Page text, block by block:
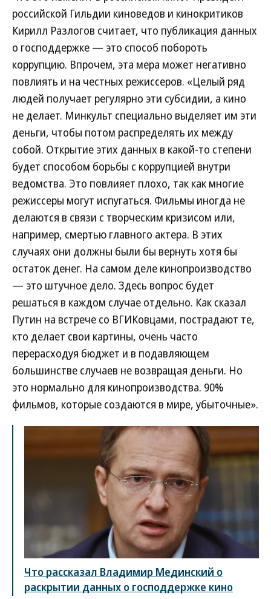
российской Гильдии киноведов и кинокритиков
Кирилл Разлогов считает, что публикация данных
о господдержке — это способ побороть
коррупцию. Впрочем, эта мера может негативно
повлиять и на честных режиссеров. «Целый ряд
людей получает регулярно эти субсидии, а кино
не делает. Минкульт специально выделяет им эти
деньги, чтобы потом распределять их между
собой. Открытие этих данных в какой-то степени
будет способом борьбы с коррупцией внутри
ведомства. Это повлияет плохо, так как многие
режиссеры могут испугаться. Фильмы иногда не
делаются в связи с творческим кризисом или,
например, смертью главного актера. В этих
случаях они должны были бы вернуть хотя бы
остаток денег. На самом деле кинопроизводство
— это штучное дело. Здесь вопрос будет
решаться в каждом случае отдельно. Как сказал
Путин на встрече со ВГИКовцами, пострадают те,
кто делает свои картины, очень часто
перерасходуя бюджет и в подавляющем
большинстве случаев не возвращая деньги. Но
это нормально для кинопроизводства. 90%
фильмов, которые создаются в мире, убыточные».
Что рассказал Владимир Мединский о
раскрытии данных о господдержке кино